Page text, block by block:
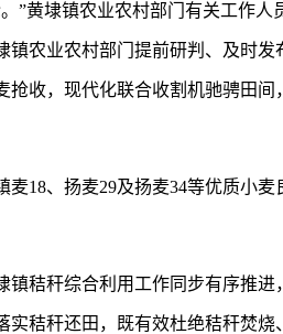
”黄埭镇农业农村部门有关工作
镇农业农村部门提前研判、及时
抢收，现代化联合收割机驰骋田
麦18、扬麦29及扬麦34等优质小
镇秸秆综合利用工作同步有序推
实秸秆还田，既有效杜绝秸秆焚